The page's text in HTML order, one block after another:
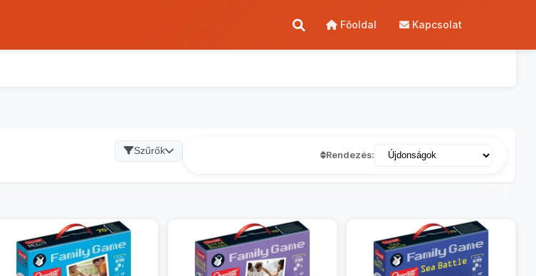
Főoldal Kapcsolat
Szűrők Rendezés: